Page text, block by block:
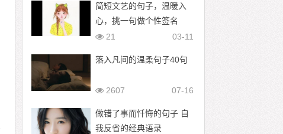
简短文艺的句子，温暖入
心，挑一句做个性签名
03-11
21
落入凡间的温柔句子40句
07-16
2607
做错了事而忏悔的句子 自
我反省的经典语录